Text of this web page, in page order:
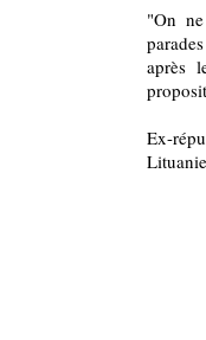
"On
après
Ex-